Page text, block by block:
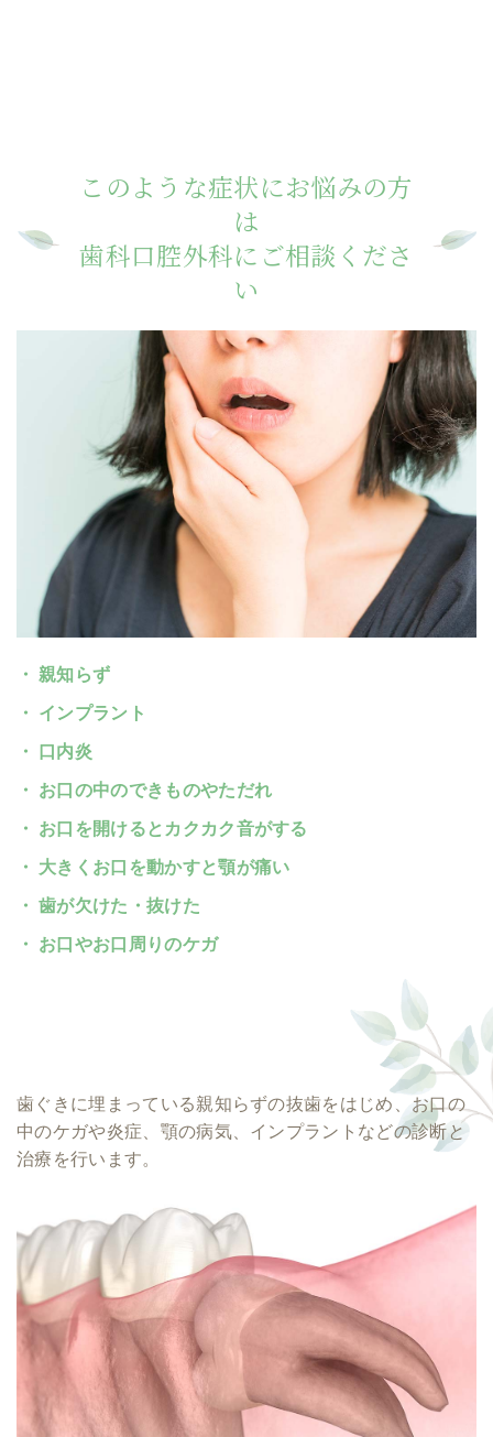
このような症状にお悩みの方
は
歯科口腔外科にご相談くださ
い
親知らず
インプラント
口内炎
お口の中のできものやただれ
お口を開けるとカクカク音がする
大きくお口を動かすと顎が痛い
歯が欠けた・抜けた
お口やお口周りのケガ
歯ぐきに埋まっている親知らずの抜歯をはじめ、お口の
中のケガや炎症、顎の病気、インプラントなどの診断と
治療を行います。